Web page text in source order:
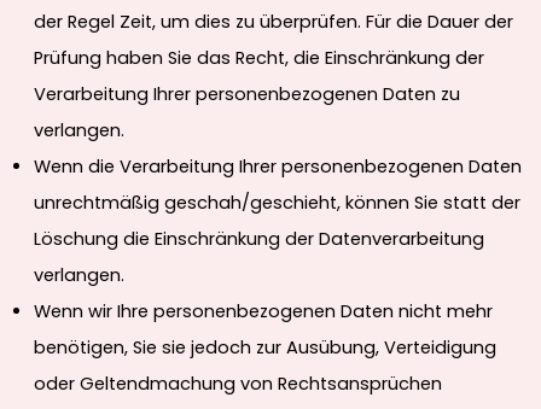
der Regel Zeit, um dies zu überprüfen. Für die Dauer der
Prüfung haben Sie das Recht, die Einschränkung der
Verarbeitung Ihrer personenbezogenen Daten zu
verlangen.
Wenn die Verarbeitung Ihrer personenbezogenen Daten
unrechtmäßig geschah/geschieht, können Sie statt der
Löschung die Einschränkung der Datenverarbeitung
verlangen.
Wenn wir Ihre personenbezogenen Daten nicht mehr
benötigen, Sie sie jedoch zur Ausübung, Verteidigung
oder Geltendmachung von Rechtsansprüchen